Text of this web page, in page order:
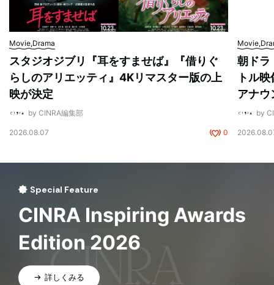
Movie,Drama
スタジオジブリ『耳をすませば』『借りぐ
らしのアリエッティ』4Kリマスター版の上
映が決定
by CINRA編集部
2026.08.07 0
朝ドラ
トル
アナウ
by
Special Feature
CINRA Inspiring Awards
Edition 2026
詳しくみる